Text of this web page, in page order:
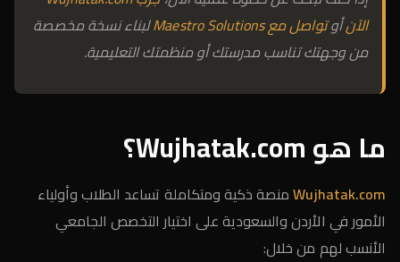
الآنأوتواصل مع Maestro Solutions
لبناء نسخة مخصصة
من وجهتك تناسب مدرستك أو منظمتك التعليمية.
ما هو Wujhatak.com؟
Wujhatak.comمنصة ذكية ومتكاملة تساعد الطلاب وأولياء
الأمور في الأردن والسعودية على اختيار التخصص الجامعي
الأنسب لهم من خلال: